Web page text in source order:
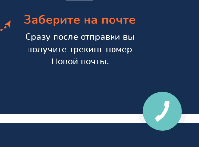
Заберите на почте
Сразу после отправки вы
получите трекинг номер
Новой почты.